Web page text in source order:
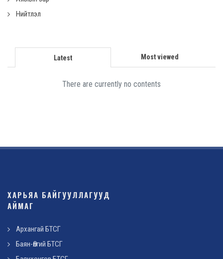
Нийтлэл
Latest Most viewed
There are currently no contents
ХАРЬЯА БАЙГУУЛЛАГУУД
АЙМАГ
Архангай БТСГ
Баян-Өлгий БТСГ